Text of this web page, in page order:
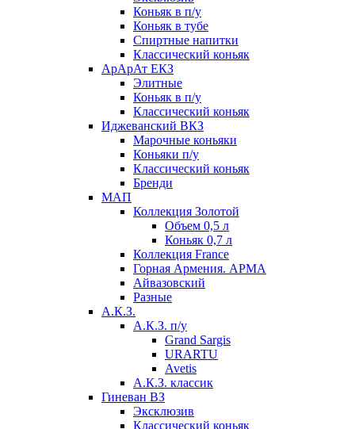
Коньяк в п/у
Коньяк в тубе
Спиртные напитки
Классический коньяк
АрАрАт ЕКЗ
Элитные
Коньяк в п/у
Классический коньяк
Иджеванский ВКЗ
Марочные коньяки
Коньяки п/у
Классический коньяк
Бренди
МАП
Коллекция Золотой
Объем 0,5 л
Коньяк 0,7 л
Коллекция France
Горная Армения. АРМА
Айвазовский
Разные
А.К.З.
А.К.З. п/у
Grand Sargis
URARTU
Avetis
А.К.З. классик
Гиневан ВЗ
Эксклюзив
Классический коньяк